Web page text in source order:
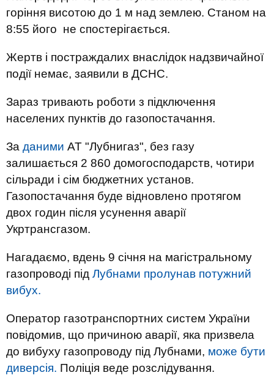
горіння висотою до 1 м над землею. Станом на
8:55 його не спостерігається.
Жертв і постраждалих внаслідок надзвичайної
події немає, заявили в ДСНС.
Зараз тривають роботи з підключення
населених пунктів до газопостачання.
За даними АТ "Лубнигаз", без газу
залишається 2 860 домогосподарств, чотири
сільради і сім бюджетних установ.
Газопостачання буде відновлено протягом
двох годин після усунення аварії
Укртрансгазом.
Нагадаємо, вдень 9 січня на магістральному
газопроводі під Лубнами пролунав потужний
вибух.
Оператор газотранспортних систем України
повідомив, що причиною аварії, яка призвела
до вибуху газопроводу під Лубнами, може бути
диверсія. Поліція веде розслідування.